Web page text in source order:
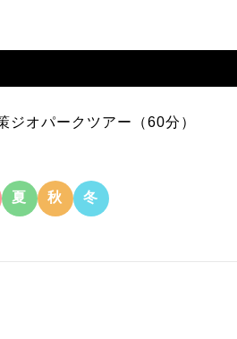
オパークツアー（60分）
夏 秋 冬